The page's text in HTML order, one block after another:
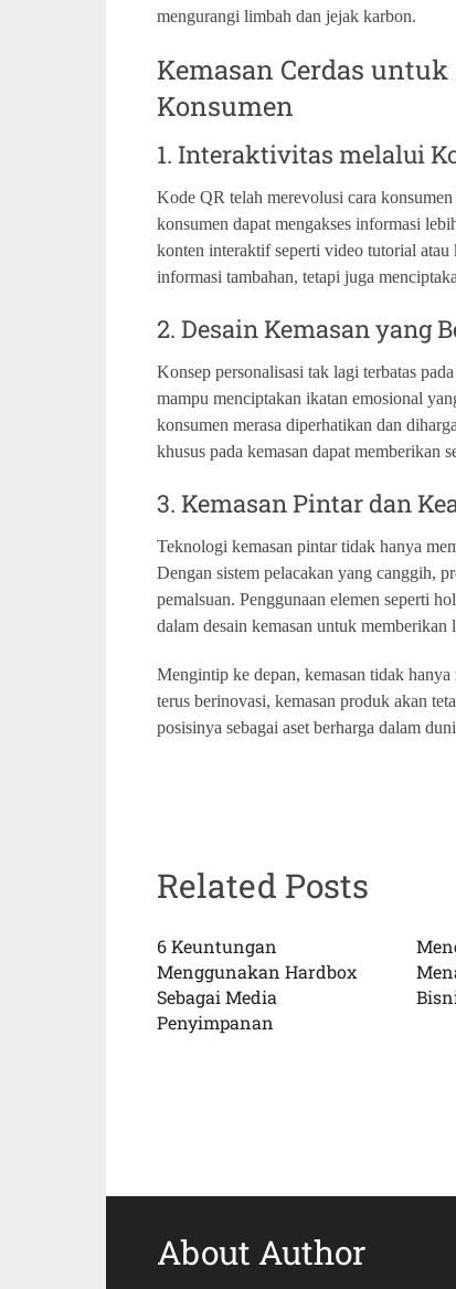
mengurangi limbah dan jejak karbon.
Kemasan Cerdas
Konsumen
1. Interaktivitas melalui
Kode QR telah merevolusi cara
konsumen dapat mengakses informasi
konten interaktif seperti video tutorial
informasi tambahan, tetapi juga
2. Desain Kemasan yang
Konsep personalisasi tak lagi terbatas
mampu menciptakan ikatan emosional
konsumen merasa diperhatikan dan
khusus pada kemasan dapat memberikan
3. Kemasan Pintar dan
Teknologi kemasan pintar tidak hanya
Dengan sistem pelacakan yang canggih,
pemalsuan. Penggunaan elemen seperti
dalam desain kemasan untuk memberikan
Mengintip ke depan, kemasan tidak
terus berinovasi, kemasan produk akan
posisinya sebagai aset berharga dalam
Related Posts
6 Keuntungan
Menggunakan Hardbox
Sebagai Media
Penyimpanan
About Author